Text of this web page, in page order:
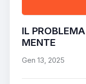
IL
MENTE
Gen 13, 2025